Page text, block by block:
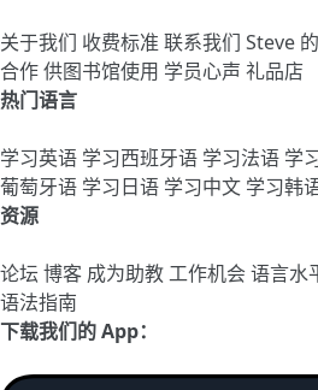
关于我们 收费标准 联系我们 Steve
合作供图书馆使用 学员心声 礼品店
热门语言
学习英语 学习西班牙语 学习法语 学
葡萄牙语 学习日语 学习中文 学习韩
资源
论坛 博客 成为助教工作机会语言水
语法指南
下载我们的 App：